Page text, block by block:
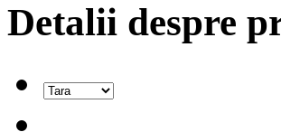
Detalii despre